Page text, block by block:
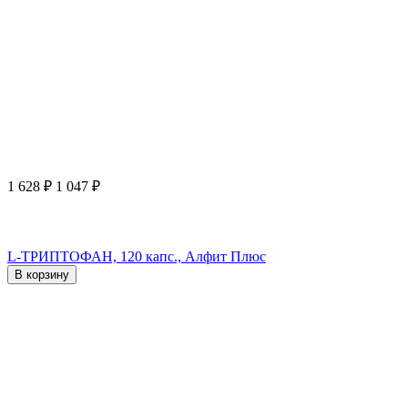
1 628 ₽ 1 047 ₽
L-ТРИПТОФАН, 120 капс., Алфит Плюс
В корзину